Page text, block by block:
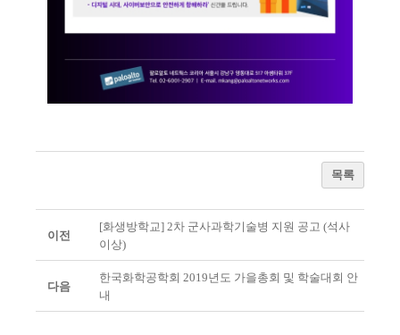
목록
이전
[화생방학교] 2차 군사과학기술병 지원 공고 (석사
이상)
다음
한국화학공학회 2019년도 가을총회 및 학술대회 안
내